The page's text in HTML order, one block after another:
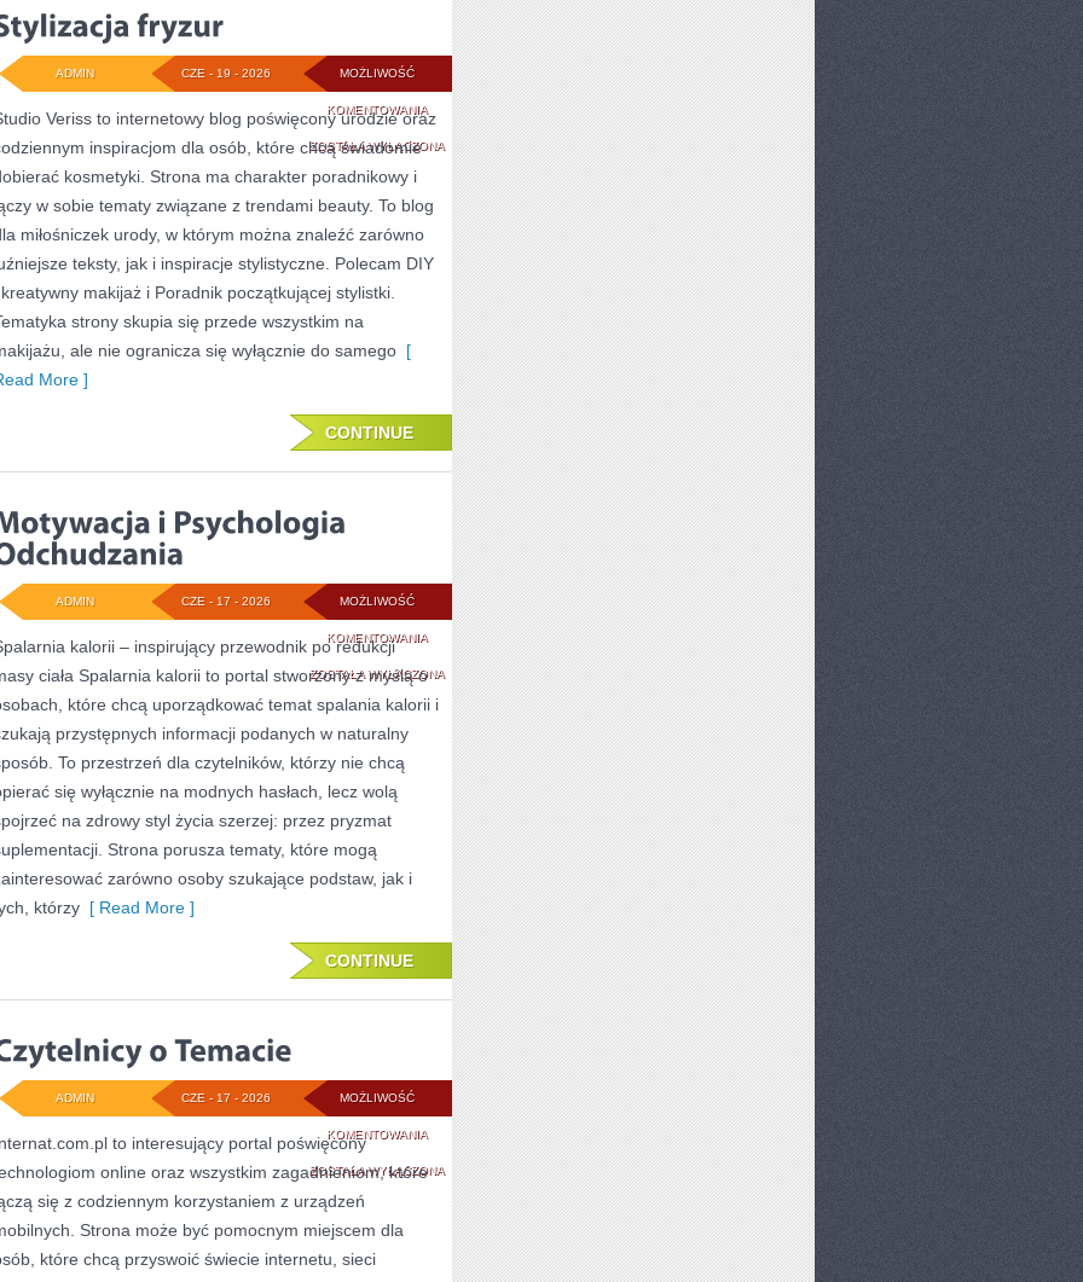
MOŻLIWOŚĆ
KOMENTOWANIASTYLIZACJA
FRYZUR
ZOSTAŁA WYŁĄCZONA
CZE - 19 - 2026
ADMIN
Veriss to internetowy blog poświęcony urodzie oraz
inspiracjom dla osób, które chcą świadomie
kosmetyki. Strona ma charakter poradnikowy i
w sobie tematy związane z trendami beauty. To blog
miłośniczek urody, w którym można znaleźć zarówno
teksty, jak i inspiracje stylistyczne. Polecam DIY
makijaż i Poradnik początkującej stylistki.
strony skupia się przede wszystkim na
ale nie ogranicza się wyłącznie do samego [
More ]
CONTINUE
MOŻLIWOŚĆ
KOMENTOWANIAMOTYWACJA
I
PSYCHOLOGIA
ODCHUDZANIA
ZOSTAŁA WYŁĄCZONA
CZE - 17 - 2026
ADMIN
kalorii – inspirujący przewodnik po redukcji
ciała Spalarnia kalorii to portal stworzony z myślą o
które chcą uporządkować temat spalania kalorii i
przystępnych informacji podanych w naturalny
To przestrzeń dla czytelników, którzy nie chcą
się wyłącznie na modnych hasłach, lecz wolą
na zdrowy styl życia szerzej: przez pryzmat
Strona porusza tematy, które mogą
zarówno osoby szukające podstaw, jak i
którzy [ Read More ]
CONTINUE
MOŻLIWOŚĆ
KOMENTOWANIACZYTELNICY
O
TEMACIE
ZOSTAŁA WYŁĄCZONA
CZE - 17 - 2026
ADMIN
to interesujący portal poświęcony
online oraz wszystkim zagadnieniom, które
się z codziennym korzystaniem z urządzeń
Strona może być pomocnym miejscem dla
które chcą przyswoić świecie internetu, sieci